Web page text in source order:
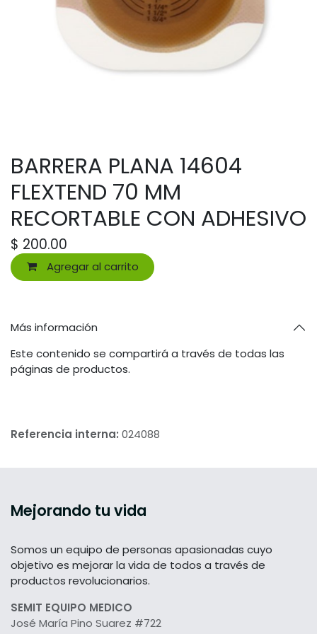
BARRERA PLANA 14604
FLEXTEND 70 MM
RECORTABLE CON ADHESIVO
$ 200.00
Agregar al carrito
Más información
Este contenido se compartirá a través de todas las
páginas de productos.
Referencia interna: 024088
Mejorando tu vida
Somos un equipo de personas apasionadas cuyo
objetivo es mejorar la vida de todos a través de
productos revolucionarios.
SEMIT EQUIPO MEDICO
José María Pino Suarez #722